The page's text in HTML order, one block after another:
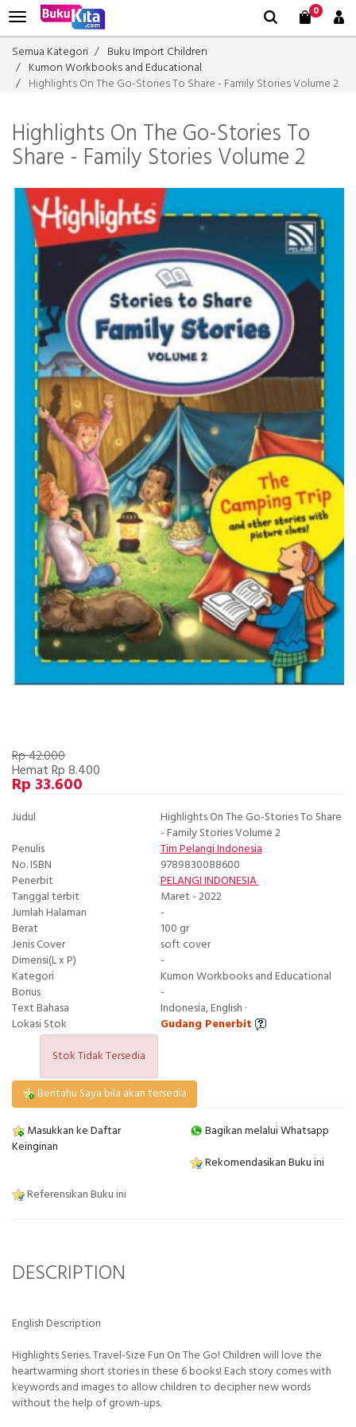
0
Semua Kategori
Buku Import Children
Kumon Workbooks and Educational
Highlights On The Go-Stories To Share - Family Stories Volume 2
Highlights On The Go-Stories To
Share - Family Stories Volume 2
Rp 42.000
Hemat Rp 8.400
Rp 33.600
Judul
Highlights On The Go-Stories To Share
- Family Stories Volume 2
Penulis
Tim Pelangi Indonesia
No. ISBN
9789830088600
Penerbit
PELANGI INDONESIA
Tanggal terbit
Maret - 2022
Jumlah Halaman
-
Berat
100 gr
Jenis Cover
soft cover
Dimensi(L x P)
-
Kategori
Kumon Workbooks and Educational
Bonus
-
Text Bahasa
Indonesia, English ·
Lokasi Stok
Gudang Penerbit
Stok Tidak Tersedia
Beritahu Saya bila akan tersedia
Masukkan ke Daftar
Keinginan
Bagikan melalui Whatsapp
Rekomendasikan Buku ini
Referensikan Buku ini
DESCRIPTION
English Description
Highlights Series. Travel-Size Fun On The Go! Children will love the
heartwarming short stories in these 6 books! Each story comes with
keywords and images to allow children to decipher new words
without the help of grown-ups.